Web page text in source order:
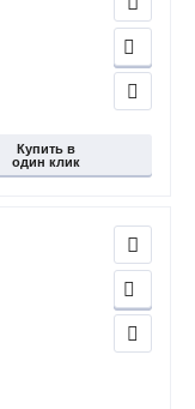
Купить в
один клик